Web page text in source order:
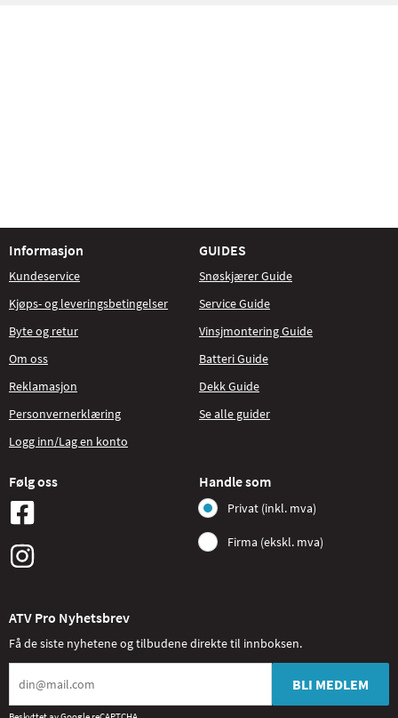
Informasjon
Kundeservice
Kjøps- og leveringsbetingelser
Byte og retur
Om oss
Reklamasjon
Personvernerklæring
Logg inn/Lag en konto
GUIDES
Snøskjærer Guide
Service Guide
Vinsjmontering Guide
Batteri Guide
Dekk Guide
Se alle guider
Følg oss Handle som
Privat (inkl. mva)
Firma (ekskl. mva)
ATV Pro Nyhetsbrev
Få de siste nyhetene og tilbudene direkte til innboksen.
BLI MEDLEM